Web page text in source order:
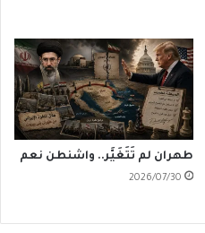
طهران لم تَتَغَيَّر.. واشنطن نعم
2026/07/30